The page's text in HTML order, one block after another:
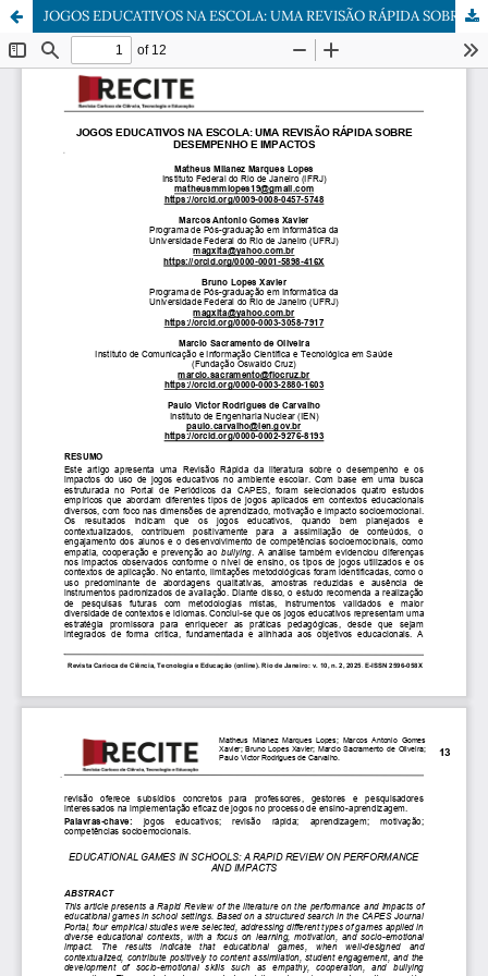
JOGOS EDUCATIVOS NA ESCOLA: UMA REVISÃO RÁPIDA SOBRE DESEMPENHO E IMPACTOS